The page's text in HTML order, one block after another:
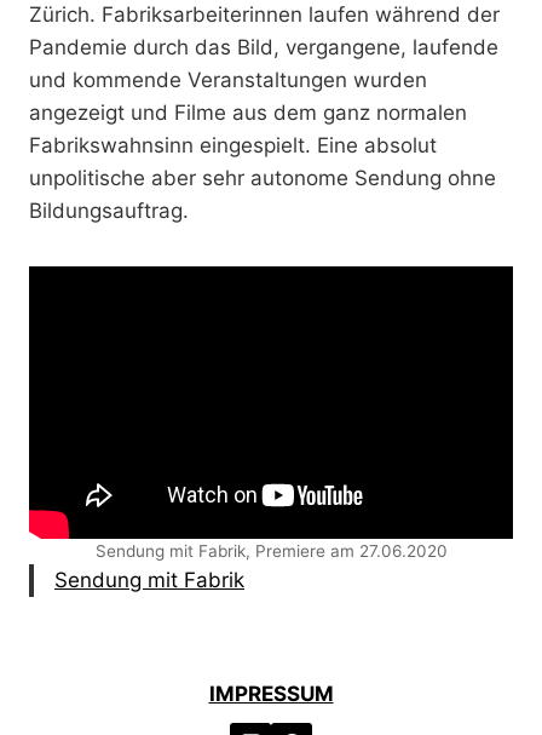
Zürich. Fabriksarbeiterinnen laufen während der
Pandemie durch das Bild, vergangene, laufende
und kommende Veranstaltungen wurden
angezeigt und Filme aus dem ganz normalen
Fabrikswahnsinn eingespielt. Eine absolut
unpolitische aber sehr autonome Sendung ohne
Bildungsauftrag.
Sendung mit Fabrik, Premiere am 27.06.2020
Sendung mit Fabrik
IMPRESSUM